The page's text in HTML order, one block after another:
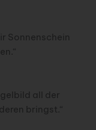
Sonnenschein
all der
bringst.“